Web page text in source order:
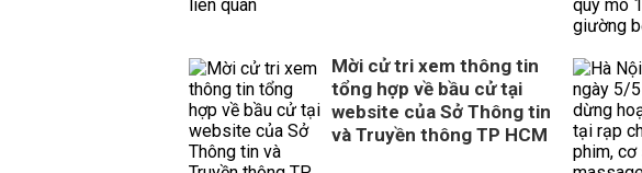
Mời cử tri xem thông tin
tổng hợp về bầu cử tại
website của Sở Thông tin
và Truyền thông TP HCM